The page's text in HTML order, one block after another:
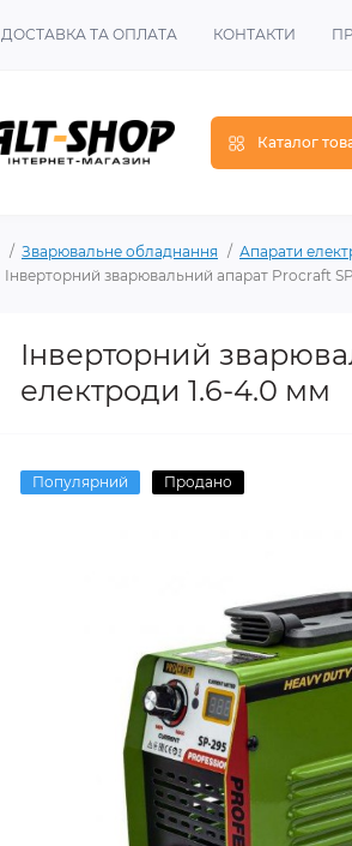
ДОСТАВКА ТА ОПЛАТА КОНТАКТИ
Каталог
Зварювальне обладнання
Апарати
Інверторний зварювальний апарат Procraft
Інверторний
електроди 1.6-4.0 мм
Популярний Продано